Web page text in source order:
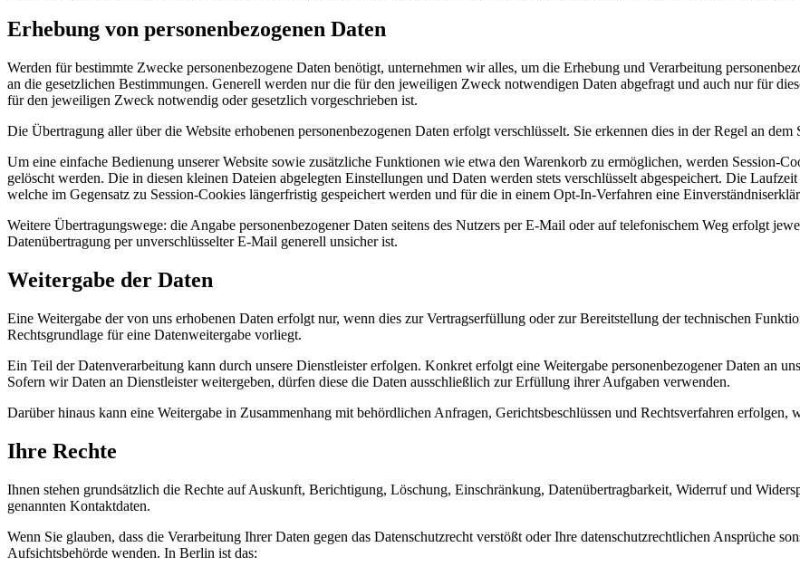
Erhebung von personenbezogenen Daten
Werden für bestimmte Zwecke personenbezogene Daten benötigt, unternehmen wir alles, um die Erhebung und Verarbeitung
an die gesetzlichen Bestimmungen. Generell werden nur die für den jeweiligen Zweck notwendigen Daten abgefragt und auch nur für
für den jeweiligen Zweck notwendig oder gesetzlich vorgeschrieben ist.
Die Übertragung aller über die Website erhobenen personenbezogenen Daten erfolgt verschlüsselt. Sie erkennen dies in der Regel an
Um eine einfache Bedienung unserer Website sowie zusätzliche Funktionen wie etwa den Warenkorb zu ermöglichen, werden Session-
gelöscht werden. Die in diesen kleinen Dateien abgelegten Einstellungen und Daten werden stets verschlüsselt abgespeichert. Die
welche im Gegensatz zu Session-Cookies längerfristig gespeichert werden und für die in einem Opt-In-Verfahren eine
Weitere Übertragungswege: die Angabe personenbezogener Daten seitens des Nutzers per E-Mail oder auf telefonischem Weg erfolgt
Datenübertragung per unverschlüsselter E-Mail generell unsicher ist.
Weitergabe der Daten
Eine Weitergabe der von uns erhobenen Daten erfolgt nur, wenn dies zur Vertragserfüllung oder zur Bereitstellung der technischen
Rechtsgrundlage für eine Datenweitergabe vorliegt.
Ein Teil der Datenverarbeitung kann durch unsere Dienstleister erfolgen. Konkret erfolgt eine Weitergabe personenbezogener Daten an
Sofern wir Daten an Dienstleister weitergeben, dürfen diese die Daten ausschließlich zur Erfüllung ihrer Aufgaben verwenden.
Darüber hinaus kann eine Weitergabe in Zusammenhang mit behördlichen Anfragen, Gerichtsbeschlüssen und Rechtsverfahren
Ihre Rechte
Ihnen stehen grundsätzlich die Rechte auf Auskunft, Berichtigung, Löschung, Einschränkung, Datenübertragbarkeit, Widerruf und
genannten Kontaktdaten.
Wenn Sie glauben, dass die Verarbeitung Ihrer Daten gegen das Datenschutzrecht verstößt oder Ihre datenschutzrechtlichen Ansprüche
Aufsichtsbehörde wenden. In Berlin ist das: